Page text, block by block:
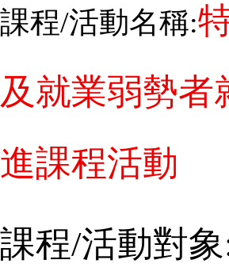
課程/活動名稱:
及就業弱勢者
進課程活動
課程/活動對